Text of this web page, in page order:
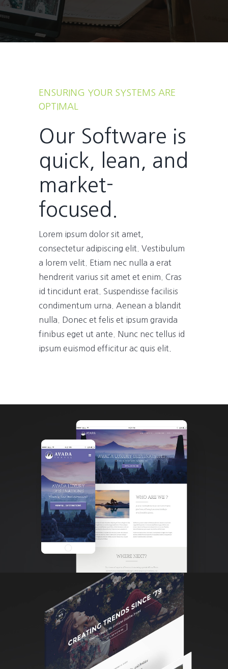
ENSURING YOUR SYSTEMS ARE
OPTIMAL
Our Software is
quick, lean, and
market-
focused.
Lorem ipsum dolor sit amet,
consectetur adipiscing elit. Vestibulum
a lorem velit. Etiam nec nulla a erat
hendrerit varius sit amet et enim. Cras
id tincidunt erat. Suspendisse facilisis
condimentum urna. Aenean a blandit
nulla. Donec et felis et ipsum gravida
finibus eget ut ante. Nunc nec tellus id
ipsum euismod efficitur ac quis elit.